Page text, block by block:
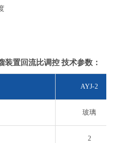
装置回流比调控 技术参数：
AYJ-2
玻璃
2